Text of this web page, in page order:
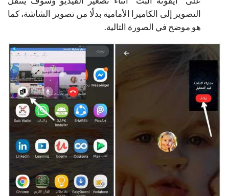
التصوير إلى الكاميرا الأمامية بدلًا من تصوير الشاشة، كما
هو موضح في الصورة التالية.